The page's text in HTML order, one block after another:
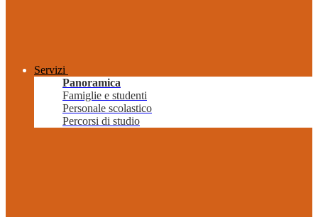
Servizi
Panoramica
Famiglie e studenti
Personale scolastico
Percorsi di studio